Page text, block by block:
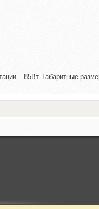
– 85Вт. Габаритные